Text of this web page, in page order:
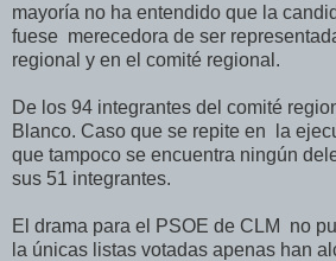
mayoría no ha entendido que la
fuese merecedora de ser
regional y en el comité regional.
De los 94 integrantes del comité
Blanco. Caso que se repite en la
que tampoco se encuentra ningún
sus 51 integrantes.
El drama para el PSOE de CLM no
la únicas listas votadas apenas han